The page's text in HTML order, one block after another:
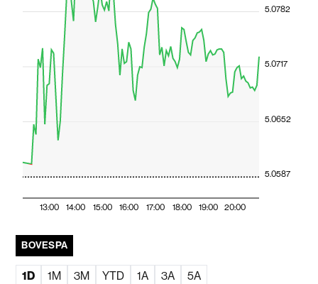
13:00 14:00 15:00 16:00 17:00 18:00 19:00 20:00
5.0587
5.0652
5.0717
5.0782
BOVESPA
1D 1M 3M YTD 1A 3A 5A